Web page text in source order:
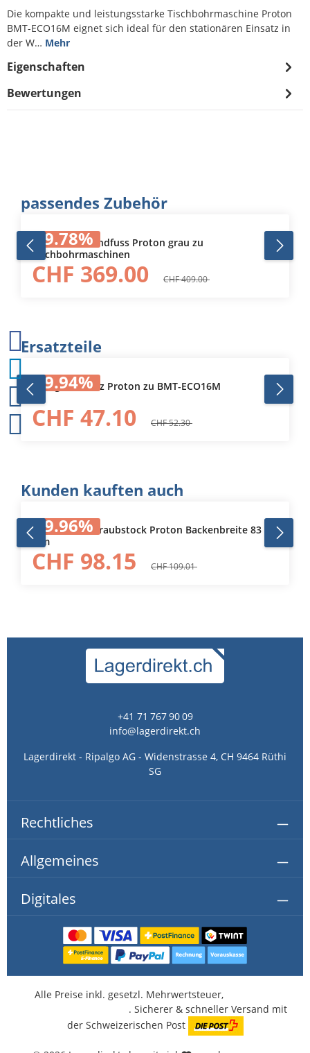
Die kompakte und leistungsstarke Tischbohrmaschine Proton
BMT-ECO16M eignet sich ideal für den stationären Einsatz in
der W… Mehr
Eigenschaften
Bewertungen
Produktgalerie überspringen
passendes Zubehör
9.78%
Maschinenstandfuss Proton grau zu
Tischbohrmaschinen
CHF 369.00 CHF 409.00
Produktgalerie überspringen
Ersatzteile
9.94%
Plexiglasschutz Proton zu BMT-ECO16M
CHF 47.10 CHF 52.30
Produktgalerie überspringen
Kunden kauften auch
9.96%
Maschinenschraubstock Proton Backenbreite 83
mm
CHF 98.15 CHF 109.01
+41 71 767 90 09
info@lagerdirekt.ch
Lagerdirekt - Ripalgo AG - Widenstrasse 4, CH 9464 Rüthi
SG
Rechtliches
Allgemeines
Digitales
Alle Preise inkl. gesetzl. Mehrwertsteuer,
. Sicherer & schneller Versand mit
der Schweizerischen Post